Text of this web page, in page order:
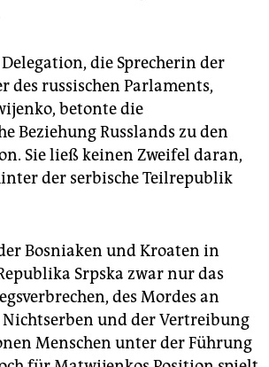
die Sprecherin der
des russischen Parlaments,
betonte die
Beziehung Russlands zu den
Sie ließ keinen Zweifel daran,
der serbische Teilrepublik
Bosniaken und Kroaten in
Srpska zwar nur das
des Mordes an
und der Vertreibung
Menschen unter der Führung